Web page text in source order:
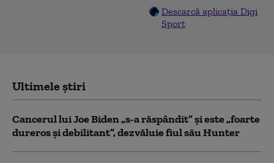
Descarcă aplicația Digi
Sport
Ultimele știri
Cancerul lui Joe Biden „s-a răspândit” şi este „foarte
dureros și debilitant”, dezvăluie fiul său Hunter